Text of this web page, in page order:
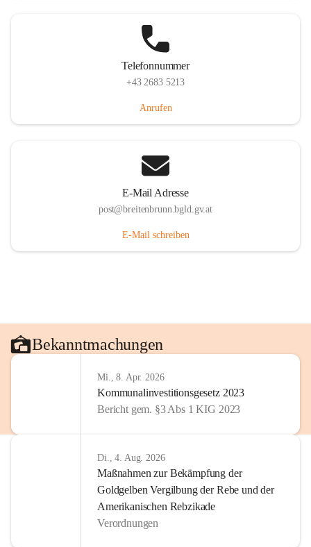
Telefonnummer
+43 2683 5213
Anrufen
E-Mail Adresse
post@breitenbrunn.bgld.gv.at
E-Mail schreiben
Bekanntmachungen
Mi., 8. Apr. 2026
Kommunalinvestitionsgesetz 2023
Bericht gem. §3 Abs 1 KIG 2023
Di., 4. Aug. 2026
Maßnahmen zur Bekämpfung der
Goldgelben Vergilbung der Rebe und der
Amerikanischen Rebzikade
Verordnungen